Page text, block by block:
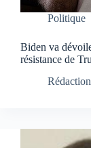
Politique
Biden va
résistance de
Rédaction